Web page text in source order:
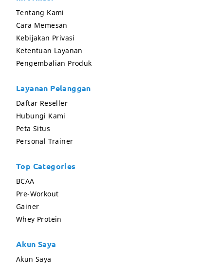
Tentang Kami
Cara Memesan
Kebijakan Privasi
Ketentuan Layanan
Pengembalian Produk
Layanan Pelanggan
Daftar Reseller
Hubungi Kami
Peta Situs
Personal Trainer
Top Categories
BCAA
Pre-Workout
Gainer
Whey Protein
Akun Saya
Akun Saya